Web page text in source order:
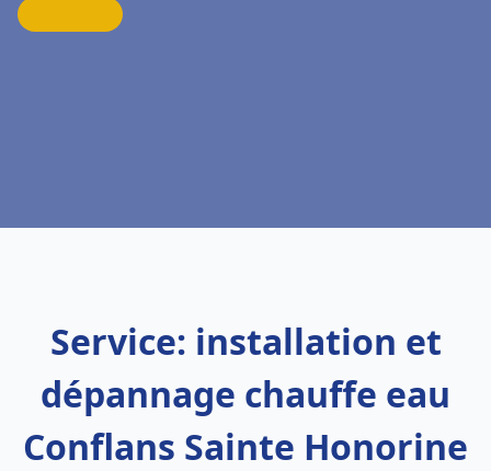
Service: installation et
dépannage chauffe eau
Conflans Sainte Honorine